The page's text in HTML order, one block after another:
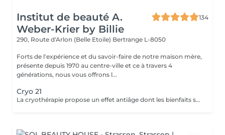
Institut de beauté A.
Weber-Krier by Billie
134
290, Route d'Arlon (Belle Etoile) Bertrange L-8050
Forts de l'expérience et du savoir-faire de notre maison mère,
présente depuis 1970 au centre-ville et ce à travers 4
générations, nous vous offrons l...
Cryo 21
La cryothérapie propose un effet antiâge dont les bienfaits sont particulièrement tangibles: Raffermissement des tissus Réduction des rides Effacement du double menton